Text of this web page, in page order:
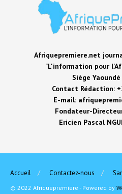
Afriquepremiere.net
"L'information pour
Siège
Contact Rédaction:
E-mail:
Fondateur-
Ericien Pascal
Accueil Contactez-nous
© 2022 Afriquepremiere - Powered by